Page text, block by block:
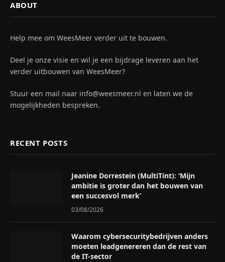
ABOUT
Help mee om WeesMeer verder uit te bouwen.
Deel je onze visie en wil je een bijdrage leveren aan het
verder uitbouwen van WeesMeer?
Stuur een mail naar info@weesmeer.nl en laten we de
mogelijkheden bespreken.
RECENT POSTS
Jeanine Dorrestein (MultiTint): ‘Mijn
ambitie is groter dan het bouwen van
een succesvol merk’
03/08/2026
Waarom cybersecuritybedrijven anders
moeten leadgenereren dan de rest van
de IT-sector